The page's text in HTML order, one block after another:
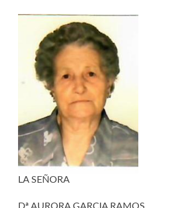
LA SEÑORA